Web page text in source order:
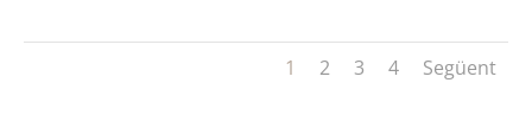
1 2 3 4 Següent